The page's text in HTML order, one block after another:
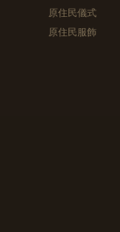
原住民儀式
原住民服飾